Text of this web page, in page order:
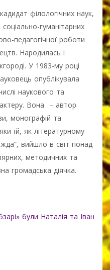
філологічних наук,
гуманітарних
педагогічної роботи
Народилась і
У 1983-му році
опублікувала
наукового та
Вона – автор
монографій та
їй, як літературному
вийшло в світ понад
методичних та
громадська діячка.
були Наталія та Іван